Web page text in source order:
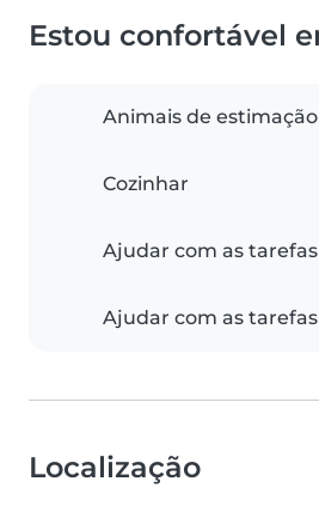
Estou confortável
Animais de estimação
Cozinhar
Ajudar com as
Ajudar com as
Localização